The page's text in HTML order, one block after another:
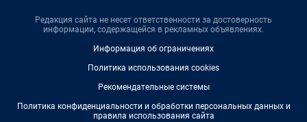
Редакция сайта не несет ответственности за достоверность
информации, содержащейся в рекламных объявлениях.
Информация об ограничениях
Политика использования cookies
Рекомендательные системы
Политика конфиденциальности и обработки персональных данных и
правила использования сайта